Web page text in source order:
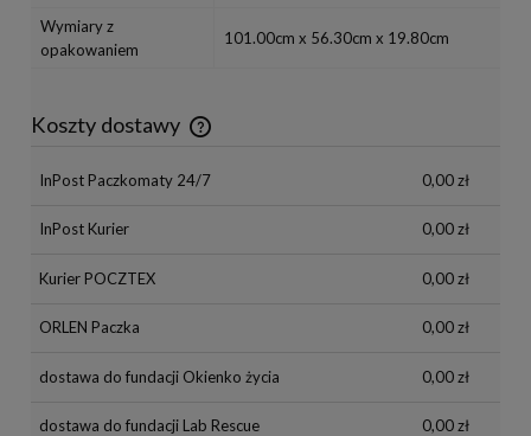
Wymiary z
opakowaniem
101.00cm x 56.30cm x 19.80cm
Koszty dostawy
Cena nie zawiera ewentualnych kosztów płatności
InPost Paczkomaty 24/7 0,00 zł
InPost Kurier 0,00 zł
Kurier POCZTEX 0,00 zł
ORLEN Paczka 0,00 zł
dostawa do fundacji Okienko życia 0,00 zł
dostawa do fundacji Lab Rescue 0,00 zł